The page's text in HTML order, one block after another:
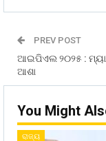
PREV POST
ଆଇପିଏଲ ୨୦୨୫ :
ଆଶା
You Might
ରାଜ୍ୟ